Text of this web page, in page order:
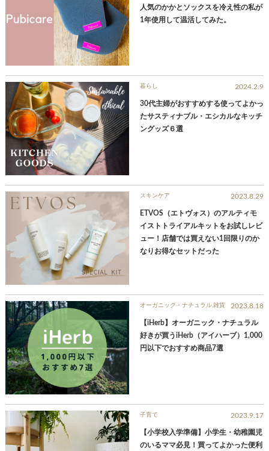
人気のかかとソックスを冷え性の私が
1年使用して温活してみた。
暮らし 2024.2.9
30代主婦がおすすめする使ってよかっ
たサスティナブル・エシカルなキッチ
ングッズ６選
スキンケア 2023.8.29
ETVOS（エトヴォス）のアルティモ
イストトライアルキットをお試しレビ
ュー！店舗では買えない1回限りのか
なりお得なセットだった
オーガニック・ナチュラル,雑貨 2023.8.18
【iHerb】オーガニック・ナチュラル
好きが買うiHerb（アイハーブ）1,000
円以下でおすすめ商品7選
子育て 2023.9.17
【小学校入学準備】小学生・幼稚園児
のいるママ必見！買ってよかった便利